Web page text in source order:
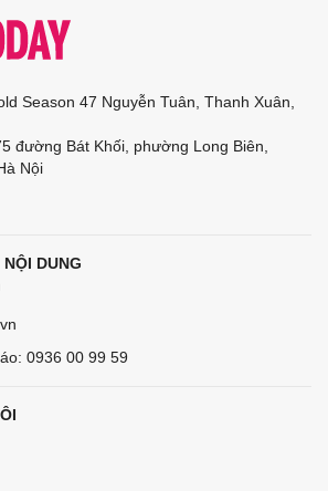
Season 47 Nguyễn Tuân, Thanh Xuân,
đường Bát Khối, phường Long Biên,
Nội
DUNG
0936 00 99 59